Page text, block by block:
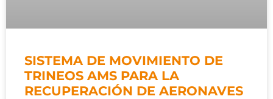
SISTEMA DE MOVIMIENTO DE
TRINEOS AMS PARA LA
RECUPERACIÓN DE AERONAVES